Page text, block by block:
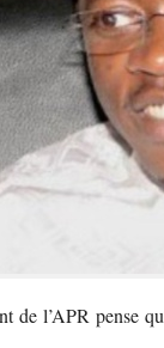
de l’APR pense